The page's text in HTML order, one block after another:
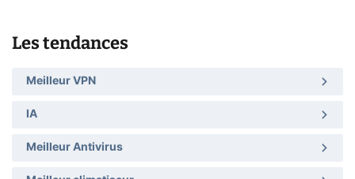
Les tendances
Meilleur VPN
IA
Meilleur Antivirus